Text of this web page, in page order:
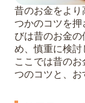
昔のお金をより
つかのコツを押
びは昔のお金
め、慎重に検討
ここでは昔の
つのコツと、お